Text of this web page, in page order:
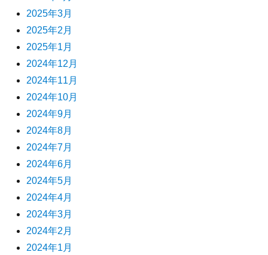
2025年3月
2025年2月
2025年1月
2024年12月
2024年11月
2024年10月
2024年9月
2024年8月
2024年7月
2024年6月
2024年5月
2024年4月
2024年3月
2024年2月
2024年1月